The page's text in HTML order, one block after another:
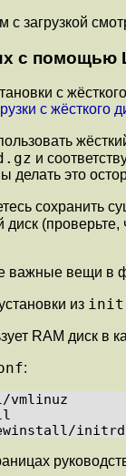
с загрузкой
с помощью
с
с жёсткого
и
делать это
сохранить
(проверьте,
важные вещи в
из
RAM диск в
:
vmlinuz